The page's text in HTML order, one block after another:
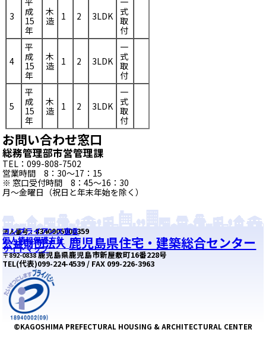
3
成
15
年
木
造
1 2 3LDK
式
取
付
4
平
成
15
年
木
造
1 2 3LDK
一
式
取
付
5
平
成
15
年
木
造
1 2 3LDK
一
式
取
付
お問い合わせ窓口
総務管理部市営管理課
TEL：099-808-7502
営業時間 8：30～17：15
※ 窓口受付時間 8：45～16：30
月～金曜日（祝日と年末年始を除く）
コンプライアンス宣言
個人情報保護方針
サイトマップ
法人番号：8340005000359
公益財団法人 鹿児島県住宅・建築総合センター
〒892-0838鹿児島県鹿児島市新屋敷町16番228号
TEL(代表)099-224-4539 / FAX 099-226-3963
©KAGOSHIMA PREFECTURAL HOUSING & ARCHITECTURAL CENTER